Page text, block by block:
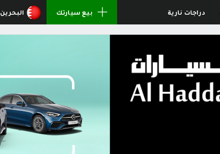
دراجات نارية بيع سيارتك البحرين